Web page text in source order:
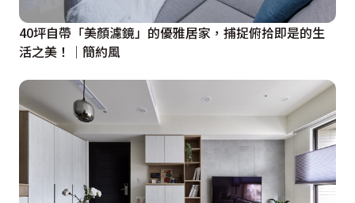
40坪自帶「美顏濾鏡」的優雅居家，捕捉俯拾即是的生
活之美！│簡約風